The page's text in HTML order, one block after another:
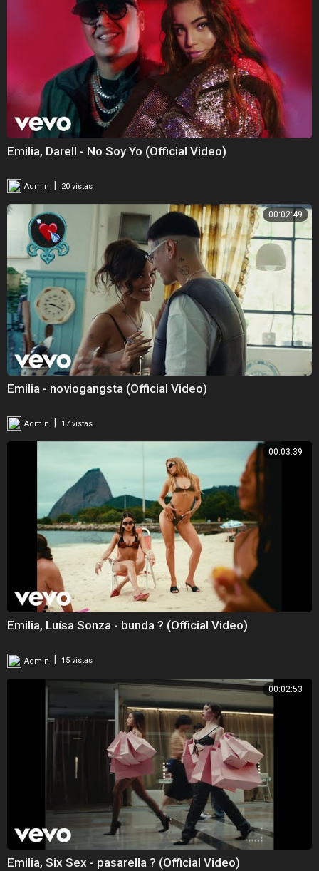
Emilia, Darell - No Soy Yo (Official Video)
Admin 20 vistas
00:02:49
Emilia - noviogangsta (Official Video)
Admin | 17 vistas
00:03:39
Emilia, Luísa Sonza - bunda ? (Official Video)
Admin 15 vistas
00:02:53
Emilia, Six Sex - pasarella ? (Official Video)